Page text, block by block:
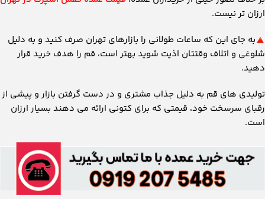
ارزان تر نیست.
به جای این که ساعات طولانی را بازارهای تهران صرف کنید و به دلیل
شلوغی و اتلاف وقتتان اذیت شوید بهتر است، قم را هدف خرید قرار
دهید.
تولیدی های قم به دلیل جذاب مشتری و در دست گرفتن بازار و پیشی از
رقبای سرسخت خود، قیمتی که برای کتونی ارائه می دهند بسیار ارزان
است.